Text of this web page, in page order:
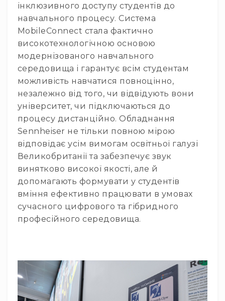
Роз'єми
та
конектори
Кабельні
канали
і
трапи
Комутатори
Інструменти
Аксесуари
Аксесуари
Стійки
та
кріплення
Мікрофонні
вудки
Вітрозахист
Захисні
органайзери
Сумки
та
інклюзивного доступу студентів до
навчального процесу. Система
MobileConnect стала фактично
високотехнологічною основою
модернізованого навчального
середовища і гарантує всім студентам
можливість навчатися повноцінно,
незалежно від того, чи відвідують вони
університет, чи підключаються до
процесу дистанційно. Обладнання
Sennheiser не тільки повною мірою
відповідає усім вимогам освітньої галузі
Великобританії та забезпечує звук
винятково високої якості, але й
допомагають формувати у студентів
вміння ефективно працювати в умовах
сучасного цифрового та гібридного
професійного середовища.